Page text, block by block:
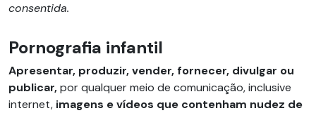
consentida.
Pornografia infantil
Apresentar, produzir, vender, fornecer, divulgar ou
publicar,por qualquer meio de comunicação, inclusive
internet, imagens e vídeos que contenham nudez de